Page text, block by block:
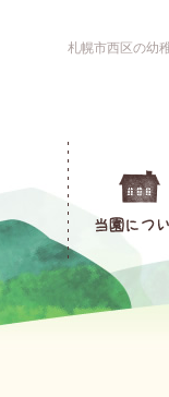
札幌市西区の幼